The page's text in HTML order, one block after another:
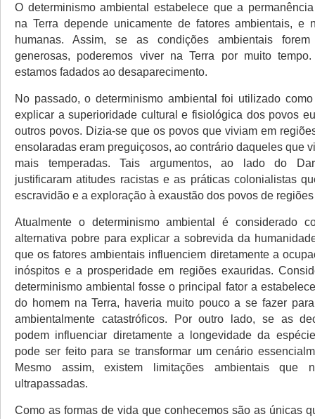
O determinismo ambiental estabelece que a
na Terra depende unicamente de fatores ambientais, e
humanas. Assim, se as condições ambientais forem
generosas, poderemos viver na Terra por muito
estamos fadados ao desaparecimento.
No passado, o determinismo ambiental foi utilizado
explicar a superioridade cultural e fisiológica dos povos
outros povos. Dizia-se que os povos que viviam em
ensolaradas eram preguiçosos, ao contrário daqueles que
mais temperadas. Tais argumentos, ao lado do
justificaram atitudes racistas e as práticas colonialistas
escravidão e a exploração à exaustão dos povos de
Atualmente o determinismo ambiental é considerado
alternativa pobre para explicar a sobrevida da
que os fatores ambientais influenciem diretamente a
inóspitos e a prosperidade em regiões exauridas.
determinismo ambiental fosse o principal fator a
do homem na Terra, haveria muito pouco a se fazer
ambientalmente catastróficos. Por outro lado, se as
podem influenciar diretamente a longevidade da
pode ser feito para se transformar um cenário
Mesmo assim, existem limitações ambientais que
ultrapassadas.
Como as formas de vida que conhecemos são as únicas